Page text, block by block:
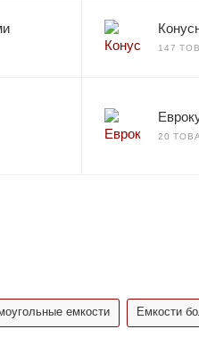
147
20
емкости Емкости